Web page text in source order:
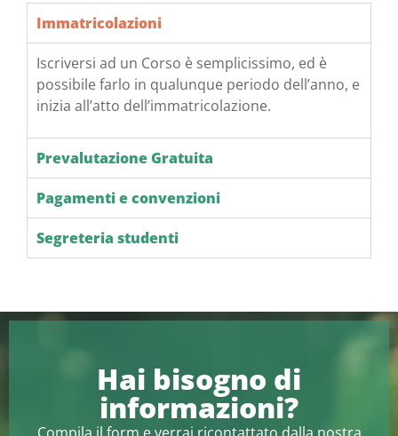
Immatricolazioni
Iscriversi ad un Corso è semplicissimo, ed è
possibile farlo in qualunque periodo dell’anno, e
inizia all’atto dell’immatricolazione.
Prevalutazione Gratuita
Pagamenti e convenzioni
Segreteria studenti
Hai bisogno di
informazioni?